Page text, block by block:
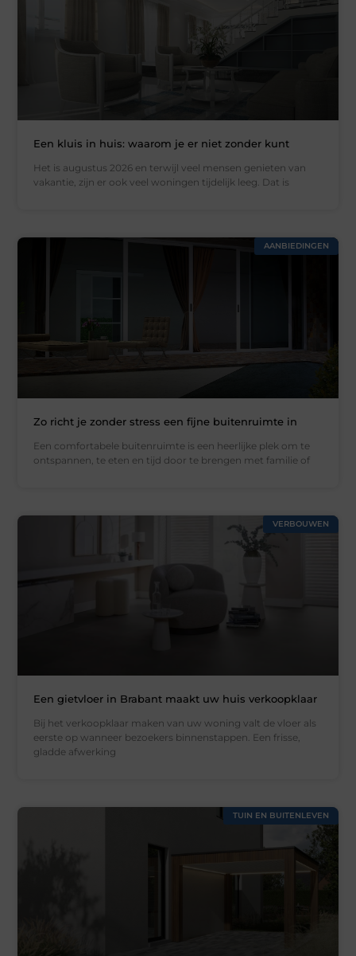
Een kluis in huis: waarom je er niet zonder kunt
Het is augustus 2026 en terwijl veel mensen genieten van
vakantie, zijn er ook veel woningen tijdelijk leeg. Dat is
AANBIEDINGEN
Zo richt je zonder stress een fijne buitenruimte in
Een comfortabele buitenruimte is een heerlijke plek om te
ontspannen, te eten en tijd door te brengen met familie of
VERBOUWEN
Een gietvloer in Brabant maakt uw huis verkoopklaar
Bij het verkoopklaar maken van uw woning valt de vloer als
eerste op wanneer bezoekers binnenstappen. Een frisse,
gladde afwerking
TUIN EN BUITENLEVEN